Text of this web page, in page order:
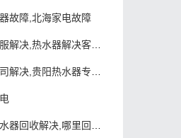
故障,北海家电故障
决,热水器解决客服热线
,贵阳热水器专卖店解决
决,哪里回收壁挂式太阳能热水器